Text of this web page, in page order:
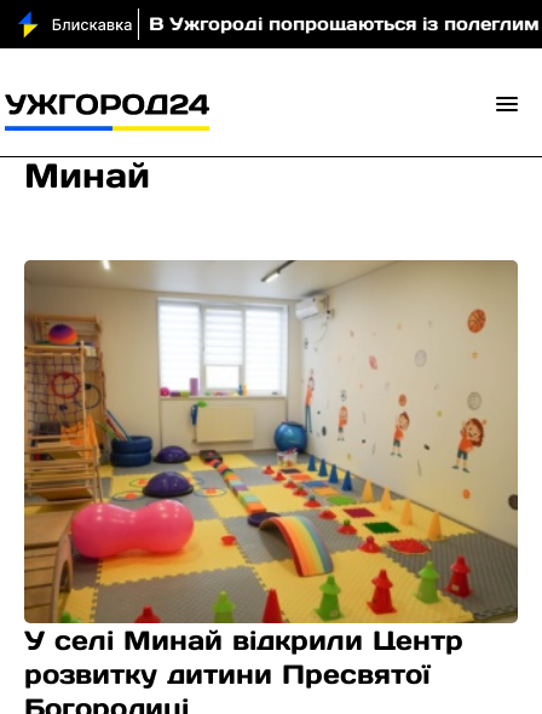
В Ужгороді попрощаються із полеглим
Минай
У селі Минай відкрили Центр
розвитку дитини Пресвятої